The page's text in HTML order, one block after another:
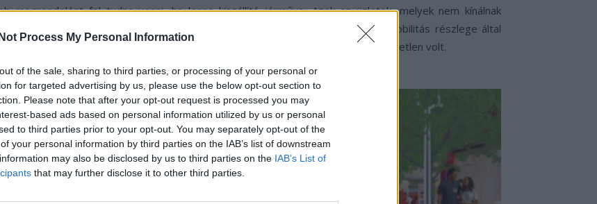
Process My Personal Information
of the sale, sharing to third parties, or processing of your personal or
for targeted advertising by us, please use the below opt-out section to
Please note that after your opt-out request is processed you may
based ads based on personal information utilized by us or personal
to third parties prior to your opt-out. You may separately opt-out of the
your personal information by third parties on the IAB’s list of downstream
may also be disclosed by us to third parties on the IAB’s List of
that may further disclose it to other third parties.
megrendelést fel tudna venni, ha lenne kiszállító járműve. Azok az üzletek, melyek nem kínálnak
lehetőség iránt, szintén igénybe vehetik majd a rendszert. A Ford mobilitás részlege által
tesz majd lehetővé a helyi vállalkozások számára, ami korábban elképzelhetetlen volt.